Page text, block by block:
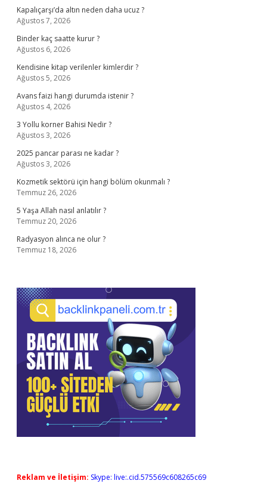
Kapalıçarşı’da altın neden daha ucuz ?
Ağustos 7, 2026
Binder kaç saatte kurur ?
Ağustos 6, 2026
Kendisine kitap verilenler kimlerdir ?
Ağustos 5, 2026
Avans faizi hangi durumda istenir ?
Ağustos 4, 2026
3 Yollu korner Bahisi Nedir ?
Ağustos 3, 2026
2025 pancar parası ne kadar ?
Ağustos 3, 2026
Kozmetik sektörü için hangi bölüm okunmalı ?
Temmuz 26, 2026
5 Yaşa Allah nasıl anlatılır ?
Temmuz 20, 2026
Radyasyon alınca ne olur ?
Temmuz 18, 2026
Reklam ve İletişim: Skype: live:.cid.575569c608265c69